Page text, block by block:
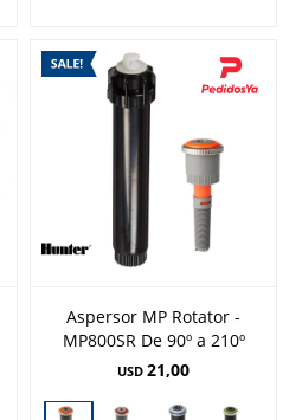
Aspersor MP Rotator -
MP800SR De 90º a 210º
USD 21,00